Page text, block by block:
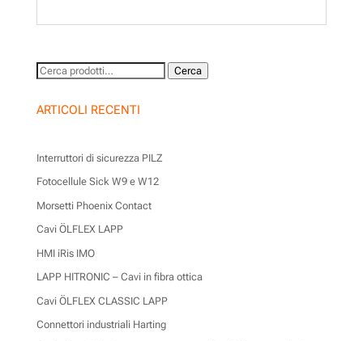
Cerca: Cerca
ARTICOLI RECENTI
Interruttori di sicurezza PILZ
Fotocellule Sick W9 e W12
Morsetti Phoenix Contact
Cavi ÖLFLEX LAPP
HMI iRis IMO
LAPP HITRONIC – Cavi in fibra ottica
Cavi ÖLFLEX CLASSIC LAPP
Connettori industriali Harting